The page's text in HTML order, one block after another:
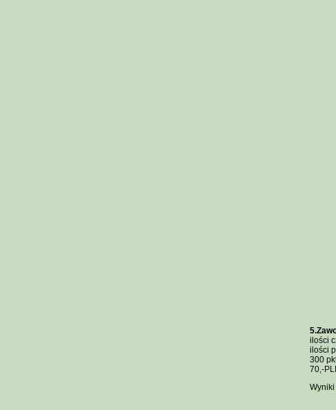
ilości
ilości
300
70,-